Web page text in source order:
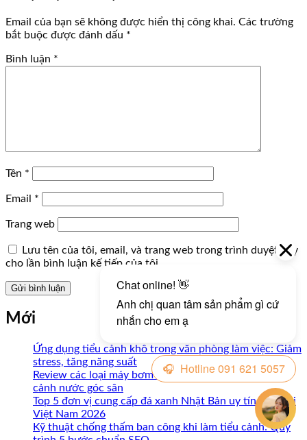
Email của bạn sẽ không được hiển thị công khai. Các trường
bắt buộc được đánh dấu *
Bình luận *
Tên *
Email *
Trang web
Lưu tên của tôi, email, và trang web trong trình duyệt này
cho lần bình luận kế tiếp của tôi.
Mới
Ứng dụng tiểu cảnh khô trong văn phòng làm việc: Giảm
stress, tăng năng suất
Review các loại máy bơm mini chuyên dụng cho tiểu
cảnh nước góc sân
Top 5 đơn vị cung cấp đá xanh Nhật Bản uy tín nhất tại
Việt Nam 2026
Kỹ thuật chống thấm ban công khi làm tiểu cảnh: Quy